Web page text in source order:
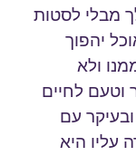
מבלי לסטות
יהפוך
ולא
וטעם לחיים
עם
עליו היא